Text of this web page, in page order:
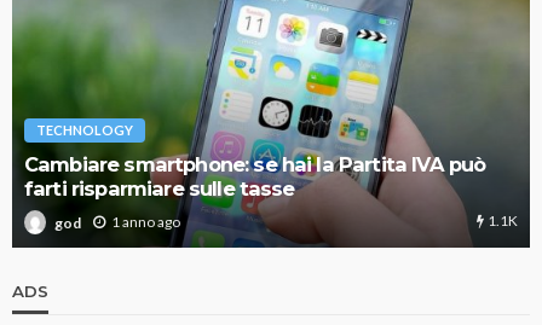
TECHNOLOGY
Cambiare smartphone: se hai la Partita IVA può
farti risparmiare sulle tasse
god 1 anno ago 1.1K
ADS